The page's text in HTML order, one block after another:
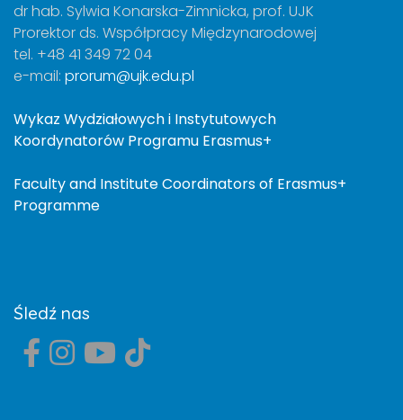
dr hab. Sylwia Konarska-Zimnicka, prof. UJK
Prorektor ds. Współpracy Międzynarodowej
tel. +48 41 349 72 04
e-mail: prorum@ujk.edu.pl
Wykaz Wydziałowych i Instytutowych
Koordynatorów Programu Erasmus+
Faculty and Institute Coordinators of Erasmus+
Programme
Śledź nas